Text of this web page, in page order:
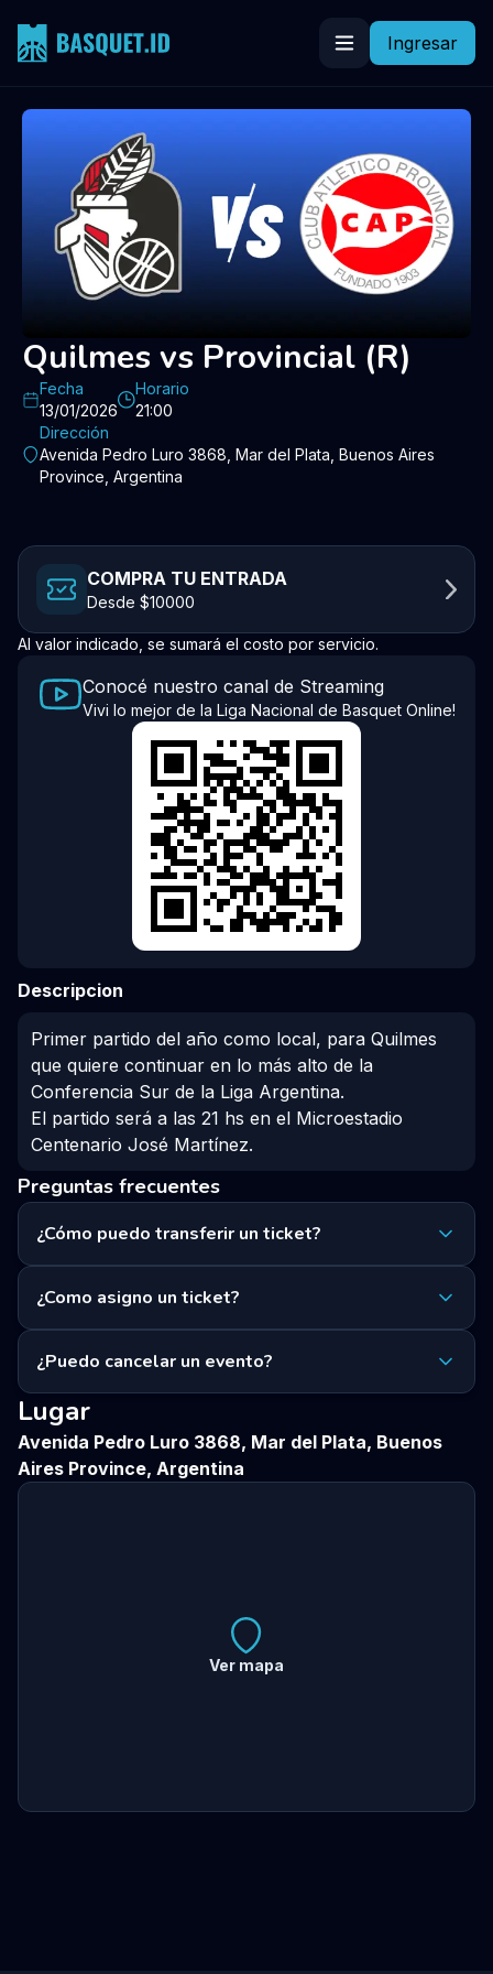
Ingresar
Quilmes vs Provincial (R)
Fecha
13/01/2026
Horario
21:00
Dirección
Avenida Pedro Luro 3868, Mar del Plata, Buenos Aires
Province, Argentina
COMPRA TU ENTRADA
Desde $10000
Al valor indicado, se sumará el costo por servicio.
Conocé nuestro canal de Streaming
Vivi lo mejor de la Liga Nacional de Basquet Online!
Descripcion
Primer partido del año como local, para Quilmes
que quiere continuar en lo más alto de la
Conferencia Sur de la Liga Argentina.
El partido será a las 21 hs en el Microestadio
Centenario José Martínez.
Preguntas frecuentes
¿Cómo puedo transferir un ticket?
¿Como asigno un ticket?
¿Puedo cancelar un evento?
Lugar
Avenida Pedro Luro 3868, Mar del Plata, Buenos
Aires Province, Argentina
Ver mapa